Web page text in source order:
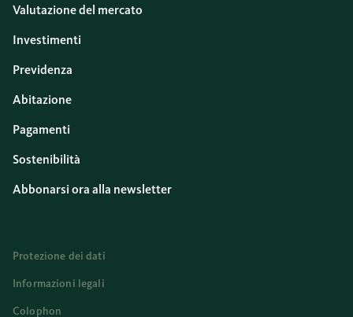
Valutazione del mercato
Investimenti
Previdenza
Abitazione
Pagamenti
Sostenibilità
Abbonarsi ora alla newsletter
Protezione dei dati
Informazioni legali
Colophon